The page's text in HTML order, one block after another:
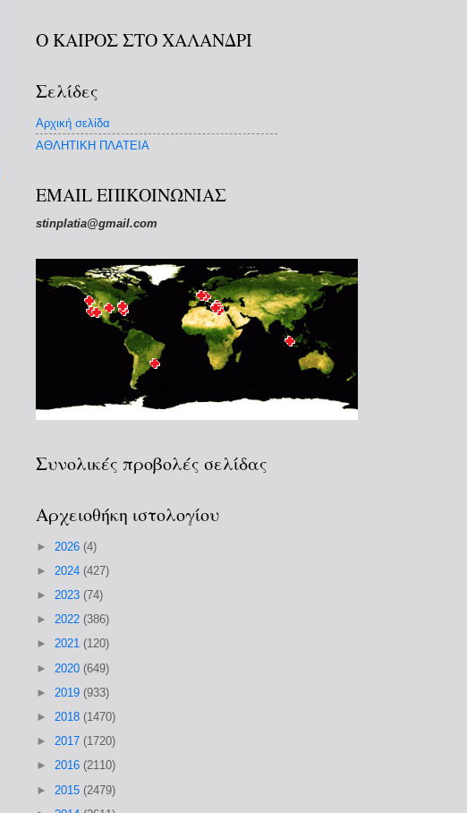
Ο ΚΑΙΡΟΣ ΣΤΟ ΧΑΛΑΝΔΡΙ
Σελίδες
Αρχική σελίδα
ΑΘΛΗΤΙΚΗ ΠΛΑΤΕΙΑ
EMAIL ΕΠΙΚΟΙΝΩΝΙΑΣ
stinplatia@gmail.com
Συνολικές προβολές σελίδας
Αρχειοθήκη ιστολογίου
► 2026 (4)
► 2024 (427)
► 2023 (74)
► 2022 (386)
► 2021 (120)
► 2020 (649)
► 2019 (933)
► 2018 (1470)
► 2017 (1720)
► 2016 (2110)
► 2015 (2479)